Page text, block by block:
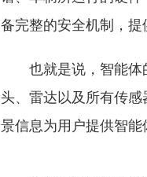
备完整的安全机制，
也就是说，智能
头、雷达以及所有传
景信息为用户提供智能